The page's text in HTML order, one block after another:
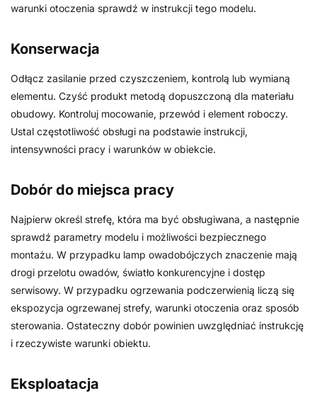
warunki otoczenia sprawdź w instrukcji tego modelu.
Konserwacja
Odłącz zasilanie przed czyszczeniem, kontrolą lub wymianą
elementu. Czyść produkt metodą dopuszczoną dla materiału
obudowy. Kontroluj mocowanie, przewód i element roboczy.
Ustal częstotliwość obsługi na podstawie instrukcji,
intensywności pracy i warunków w obiekcie.
Dobór do miejsca pracy
Najpierw określ strefę, która ma być obsługiwana, a następnie
sprawdź parametry modelu i możliwości bezpiecznego
montażu. W przypadku lamp owadobójczych znaczenie mają
drogi przelotu owadów, światło konkurencyjne i dostęp
serwisowy. W przypadku ogrzewania podczerwienią liczą się
ekspozycja ogrzewanej strefy, warunki otoczenia oraz sposób
sterowania. Ostateczny dobór powinien uwzględniać instrukcję
i rzeczywiste warunki obiektu.
Eksploatacja